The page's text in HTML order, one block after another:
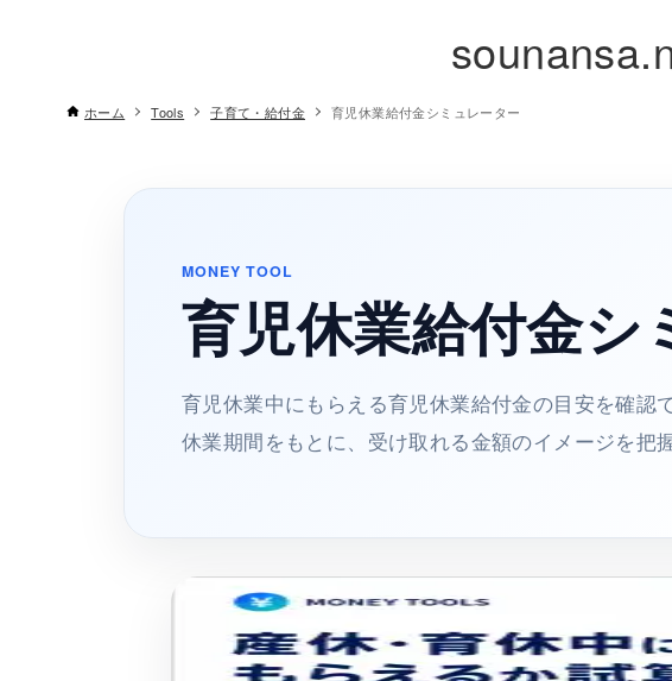
ホーム Tools 子育て・給付金 育児休業給付金シミュレーター
MONEY TOOL
育児休業給付金シ
育児休業中にもらえる育児休業給付金の目安を確認
休業期間をもとに、受け取れる金額のイメージを把